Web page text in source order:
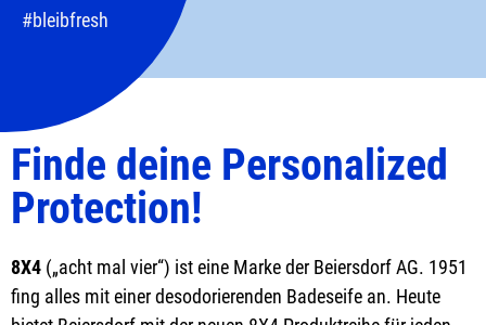
#bleibfresh
Finde deine Personalized
Protection!
8X4 („acht mal vier“) ist eine Marke der Beiersdorf AG. 1951
fing alles mit einer desodorierenden Badeseife an. Heute